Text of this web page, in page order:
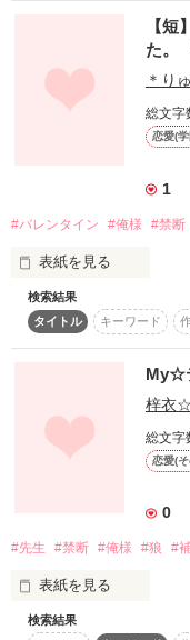
「『ずっと』ってど
「………無限だよ」
私が好きになったの
学校の先生でした……
【生徒と数学の先生の
.+Special Thanks+.
葵翼ｻﾏ
素敵なﾚﾋﾞｭｰありがとう
【
た。
＊り
総文字
恋愛(
1
#バレンタイン #俺様 #禁断
表紙を見る
＊バレンタイン編＊
「おまえ、食ったら
「……あたしって食べ
ふたりのバレンタイ
でも、ちょっとした
検索結果
タイトル
キーワード
My☆
梓衣☆
総文字
恋愛(
0
#先生 #禁断 #俺様 #狼 #
表紙を見る
検索結果